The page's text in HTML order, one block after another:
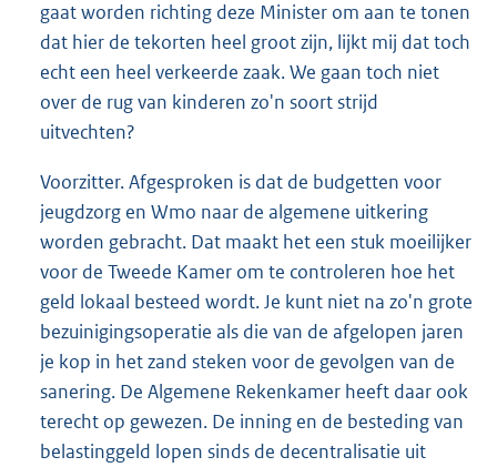
gaat worden richting deze Minister om aan te tonen
dat hier de tekorten heel groot zijn, lijkt mij dat toch
echt een heel verkeerde zaak. We gaan toch niet
over de rug van kinderen zo'n soort strijd
uitvechten?
Voorzitter. Afgesproken is dat de budgetten voor
jeugdzorg en Wmo naar de algemene uitkering
worden gebracht. Dat maakt het een stuk moeilijker
voor de Tweede Kamer om te controleren hoe het
geld lokaal besteed wordt. Je kunt niet na zo'n grote
bezuinigingsoperatie als die van de afgelopen jaren
je kop in het zand steken voor de gevolgen van de
sanering. De Algemene Rekenkamer heeft daar ook
terecht op gewezen. De inning en de besteding van
belastinggeld lopen sinds de decentralisatie uit